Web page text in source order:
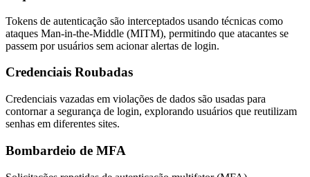
Tokens de autenticação são interceptados usando técnicas como
ataques Man-in-the-Middle (MITM), permitindo que atacantes se
passem por usuários sem acionar alertas de login.
Credenciais Roubadas
Credenciais vazadas em violações de dados são usadas para
contornar a segurança de login, explorando usuários que reutilizam
senhas em diferentes sites.
Bombardeio de MFA